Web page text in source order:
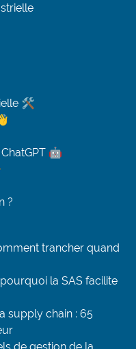
🛠
🤖
?
trancher quand
la SAS facilite
supply chain : 65